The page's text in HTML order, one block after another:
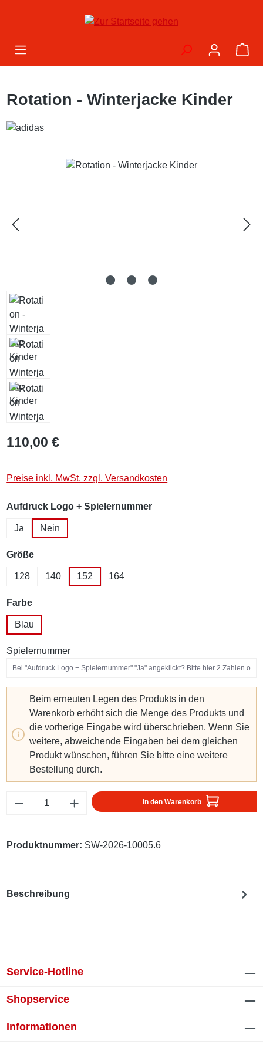
Zum Hauptinhalt springen
Rotation - Winterjacke Kinder
Bildergalerie überspringen
110,00 €
Preise inkl. MwSt. zzgl. Versandkosten
Aufdruck Logo + Spielernummerauswählen
Ja Nein
Größeauswählen
128 140 152 164
Farbeauswählen
Blau
Spielernummer
Beim erneuten Legen des Produkts in den
Warenkorb erhöht sich die Menge des Produkts und
die vorherige Eingabe wird überschrieben. Wenn Sie
weitere, abweichende Eingaben bei dem gleichen
Produkt wünschen, führen Sie bitte eine weitere
Bestellung durch.
Produkt Anzahl: Gib den gewünschten
In den Warenkorb
Produktnummer: SW-2026-10005.6
Beschreibung
Service-Hotline
Shopservice
Informationen